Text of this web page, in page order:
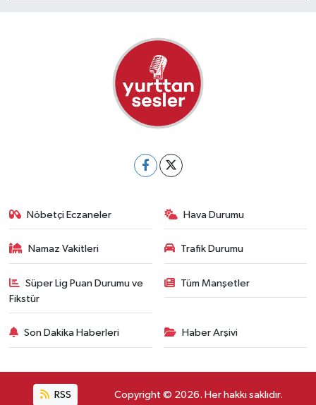
Nöbetçi Eczaneler Hava Durumu
Namaz Vakitleri Trafik Durumu
Süper Lig Puan Durumu ve
Fikstür
Tüm Manşetler
Son Dakika Haberleri Haber Arşivi
RSS Copyright © 2026. Her hakkı saklıdır.